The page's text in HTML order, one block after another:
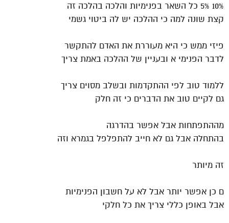
10% 5% כל השאר בפנימיות והלכה בהלכה זה
קצת שונה למה כי ההלכה יש לה ביטוי גשמי
פיזי ממש כי היא מעוררת את האדם להתקשר
לדבר הפנימי א ובעניין של ההלכה באמת צריך
ללמוד טוב לפי ההתקדמות ובשלב מסוים צריך
גם לקיים טוב את הדברים כי זה חלק
מההתפתחות אבל אפשר בהדרגה
בהתחלה אבל גם לא חייב להתפלפל בגמרא וזה
זה מיותר
ם כן אפשר יותר אבל לא על חשבון הפנימיות
אבל באופן כללי צריך את כל חלקי